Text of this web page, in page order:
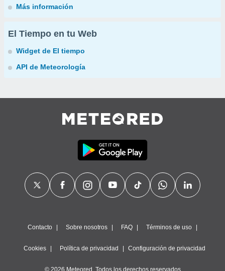
Más información
El Tiempo en tu Web
Widget de El tiempo
API de Meteorología
Contacto Sobre nosotros FAQ Términos de uso
Cookies Política de privacidad Configuración de privacidad
© 2026 Meteored. Todos los derechos reservados